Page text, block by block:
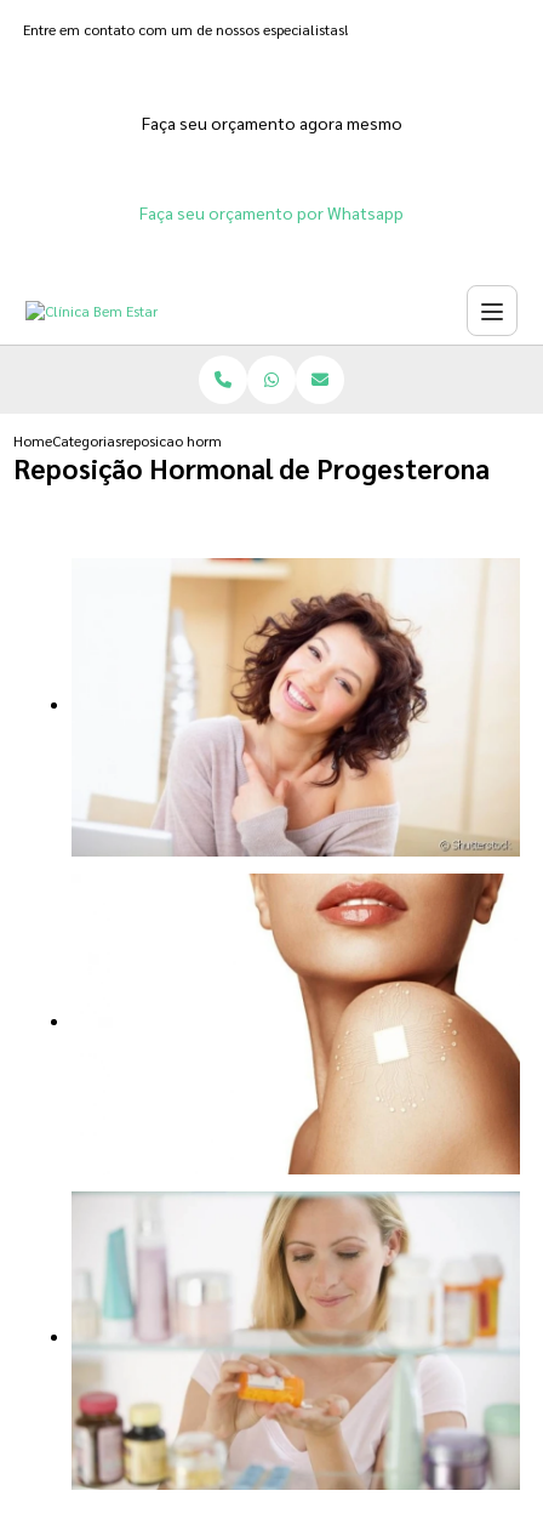
Entre em contato com um de nossos especialistas!
Faça seu orçamento agora mesmo
Faça seu orçamento por Whatsapp
HomeCategoriasreposicao hormonal de progesterona
Reposição Hormonal de Progesterona